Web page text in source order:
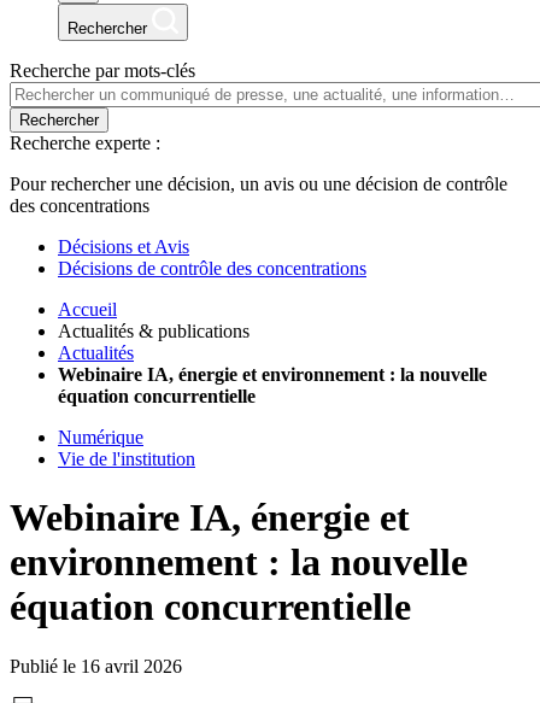
Rechercher
Recherche par mots-clés
Rechercher
Recherche experte :
Pour rechercher une décision, un avis ou une décision de contrôle
des concentrations
Décisions et Avis
Décisions de contrôle des concentrations
Accueil
Actualités & publications
Actualités
Webinaire IA, énergie et environnement : la nouvelle
équation concurrentielle
Numérique
Vie de l'institution
Webinaire IA, énergie et
environnement : la nouvelle
équation concurrentielle
Publié le 16 avril 2026